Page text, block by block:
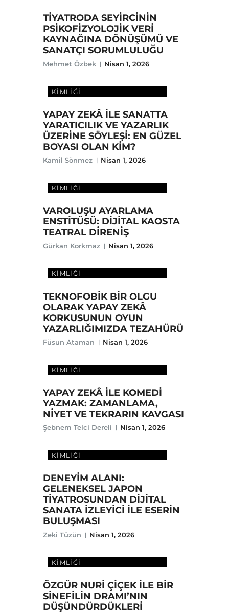
TİYATRODA SEYİRCİNİN
PSİKOFİZYOLOJİK VERİ
KAYNAĞINA DÖNÜŞÜMÜ VE
SANATÇI SORUMLULUĞU
Mehmet Özbek Nisan 1, 2026
KIMLIĞI
YAPAY ZEKÂ İLE SANATTA
YARATICILIK VE YAZARLIK
ÜZERİNE SÖYLEŞİ: EN GÜZEL
BOYASI OLAN KİM?
Kamil Sönmez Nisan 1, 2026
KIMLIĞI
VAROLUŞU AYARLAMA
ENSTİTÜSÜ: DİJİTAL KAOSTA
TEATRAL DİRENİŞ
Gürkan Korkmaz Nisan 1, 2026
KIMLIĞI
TEKNOFOBİK BİR OLGU
OLARAK YAPAY ZEKÂ
KORKUSUNUN OYUN
YAZARLIĞIMIZDA TEZAHÜRÜ
Füsun Ataman Nisan 1, 2026
KIMLIĞI
YAPAY ZEKÂ İLE KOMEDİ
YAZMAK: ZAMANLAMA,
NİYET VE TEKRARIN KAVGASI
Şebnem Telci Dereli Nisan 1, 2026
KIMLIĞI
DENEYİM ALANI:
GELENEKSEL JAPON
TİYATROSUNDAN DİJİTAL
SANATA İZLEYİCİ İLE ESERİN
BULUŞMASI
Zeki Tüzün Nisan 1, 2026
KIMLIĞI
ÖZGÜR NURİ ÇİÇEK İLE BİR
SİNEFİLİN DRAMI’NIN
DÜŞÜNDÜRDÜKLERİ